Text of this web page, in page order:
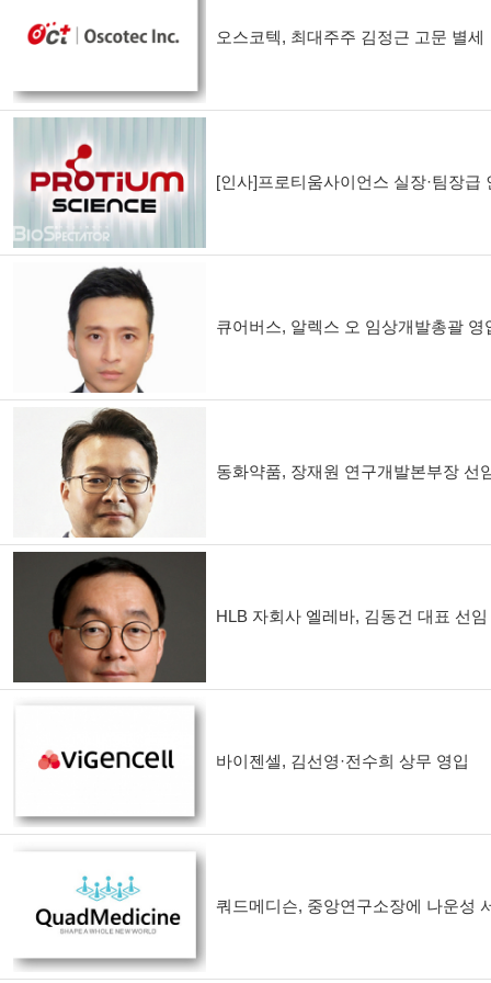
오스코텍, 최대주주 김정근 고문 별세
[인사]프로티움사이언스 실장·팀장급
큐어버스, 알렉스 오 임상개발총괄 영
동화약품, 장재원 연구개발본부장 선
HLB 자회사 엘레바, 김동건 대표 선임
바이젠셀, 김선영·전수희 상무 영입
쿼드메디슨, 중앙연구소장에 나운성